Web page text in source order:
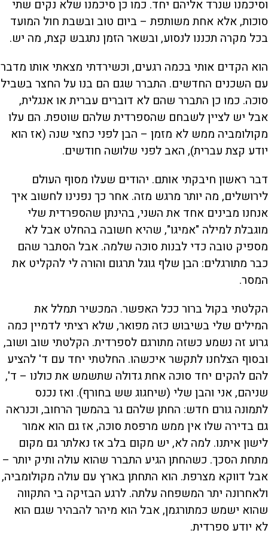
וסיכמנו שנרד אליהם יחד. כמו כן סיכמנו שלא נקים שתי
סוכות, אלא אחת משותפת – ביום טוב ובשבת חול המועד
בכל מקרה תכננו לנסוע, ובשאר הזמן נתגבש קצת, מה יש.
הוא הקדים אותי בכמה רגעים, וכשירדתי מצאתי אותו מדבר
עם השכנים החדשים. התברר שגם הם בנו על החצר בשביל
סוכה. כמו כן התברר שהם לא דוברים עברית או אנגלית,
אבל יש לציין לשבחם שהספרדית שלהם שוטפת. הם עלו
מקולומביה ממש לא מזמן – הבן לפני כחצי שנה (אז הוא
יודע קצת עברית), האב לפני שלושה חודשים.
דבר ראשון חיבקתי אותם. יהודים שעלו מסוף העולם
לירושלים, מה יותר מרגש מזה. אחר כך נפנינו לחשוב איך
אנחנו מבינים אחד את השני, בהינתן שהספרדית שלי
מוגבלת למילה "אמיגו", שהיא חשובה בהחלט אבל לא
מספיק טובה כדי לבנות סוכה שלמה. אבל הסתבר שהם
כבר מתורגלים: הבן שלף גוגל תרגום והורה לי להקליט את
המסר.
הקלטתי בקול ברור ככל האפשר. המכשיר תמלל את
המילים שלי בשיבוש כזה מפואר, שלא רציתי לדמיין כמה
גרוע זה נשמע כשזה מתורגם לספרדית. הקלטתי שוב ושוב,
ובסוף הצלחנו לתקשר איכשהו. החלטתי יחד עם ד' להציע
להם להקים יחד סוכה אחת גדולה שתשמש את כולנו – ד',
שניהם, אני והבן שלי (שיחגוג שש בחורף). ואז נכנס
לתמונה גורם חדש: החתן שלהם גר בהמשך הרחוב, וכנראה
גם בדירה שלו אין ממש מרפסת סוכה, אז גם הוא אמור
לישון איתנו. למה לא, יש מקום בלב אז נאלתר גם מקום
מתחת הסכך. כשהחתן הגיע התברר שהוא עולה ותיק יותר –
אבל דווקא מצרפת. הוא התחתן בארץ עם עולה מקולומביה,
ולאחרונה יתר המשפחה עלתה. לרגע הבזיקה בי התקווה
שהוא ישמש כמתורגמן, אבל הוא מיהר להבהיר שגם הוא
לא יודע ספרדית.